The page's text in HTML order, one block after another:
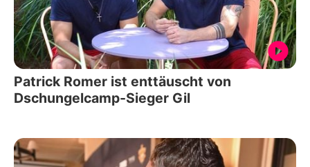
Patrick Romer ist enttäuscht von
Dschungelcamp-Sieger Gil